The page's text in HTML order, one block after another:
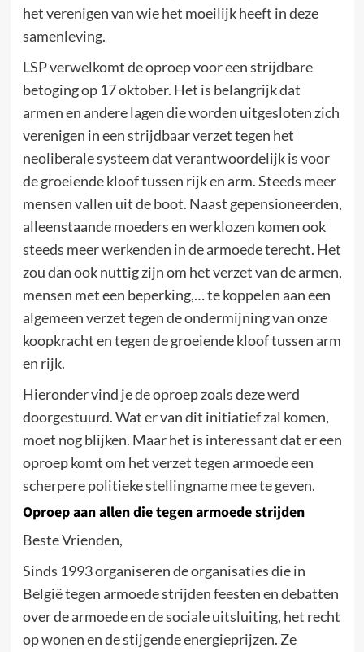
het verenigen van wie het moeilijk heeft in deze
samenleving.
LSP verwelkomt de oproep voor een strijdbare
betoging op 17 oktober. Het is belangrijk dat
armen en andere lagen die worden uitgesloten zich
verenigen in een strijdbaar verzet tegen het
neoliberale systeem dat verantwoordelijk is voor
de groeiende kloof tussen rijk en arm. Steeds meer
mensen vallen uit de boot. Naast gepensioneerden,
alleenstaande moeders en werklozen komen ook
steeds meer werkenden in de armoede terecht. Het
zou dan ook nuttig zijn om het verzet van de armen,
mensen met een beperking,… te koppelen aan een
algemeen verzet tegen de ondermijning van onze
koopkracht en tegen de groeiende kloof tussen arm
en rijk.
Hieronder vind je de oproep zoals deze werd
doorgestuurd. Wat er van dit initiatief zal komen,
moet nog blijken. Maar het is interessant dat er een
oproep komt om het verzet tegen armoede een
scherpere politieke stellingname mee te geven.
Oproep aan allen die tegen armoede strijden
Beste Vrienden,
Sinds 1993 organiseren de organisaties die in
België tegen armoede strijden feesten en debatten
over de armoede en de sociale uitsluiting, het recht
op wonen en de stijgende energieprijzen. Ze